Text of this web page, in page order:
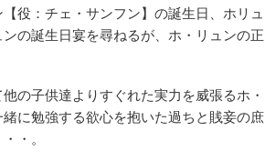
役：チェ・サンフン】の誕生日、ホリュ
の誕生日宴を尋ねるが、ホ・リュンの正
の子供達よりすぐれた実力を威張るホ・
に勉強する欲心を抱いた過ちと賎妾の庶
・。